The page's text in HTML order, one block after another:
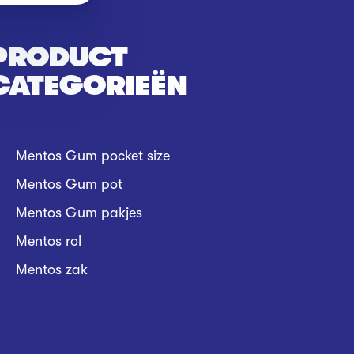
Mentos Gum pocket size
Mentos Gum pot
Mentos Gum pakjes
Mentos rol
Mentos zak